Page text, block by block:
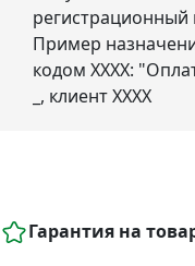
регистрационный
Пример
кодом ХХХХ:
_, клиент ХХХХ
Гарантия на